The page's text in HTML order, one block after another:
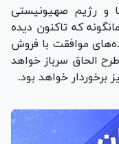
و رژیم صهیونیستی
که تاکنون دیده
موافقت با فروش
و تعلیق طرح الحاق سرباز خواهد
برخوردار خواهد بود.